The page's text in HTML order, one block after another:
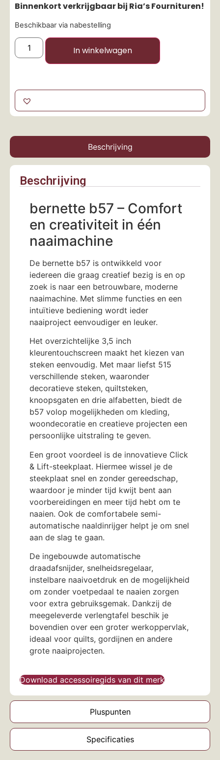
Binnenkort verkrijgbaar bij Ria’s Fournituren!
Beschikbaar via nabestelling
In winkelwagen
Beschrijving
Pluspunten
Specificaties
Beschrijving
bernette b57 – Comfort
en creativiteit in één
naaimachine
De bernette b57 is ontwikkeld voor
iedereen die graag creatief bezig is en op
zoek is naar een betrouwbare, moderne
naaimachine. Met slimme functies en een
intuïtieve bediening wordt ieder
naaiproject eenvoudiger en leuker.
Het overzichtelijke 3,5 inch
kleurentouchscreen maakt het kiezen van
steken eenvoudig. Met maar liefst 515
verschillende steken, waaronder
decoratieve steken, quiltsteken,
knoopsgaten en drie alfabetten, biedt de
b57 volop mogelijkheden om kleding,
woondecoratie en creatieve projecten een
persoonlijke uitstraling te geven.
Een groot voordeel is de innovatieve Click
& Lift-steekplaat. Hiermee wissel je de
steekplaat snel en zonder gereedschap,
waardoor je minder tijd kwijt bent aan
voorbereidingen en meer tijd hebt om te
naaien. Ook de comfortabele semi-
automatische naaldinrijger helpt je om snel
aan de slag te gaan.
De ingebouwde automatische
draadafsnijder, snelheidsregelaar,
instelbare naaivoetdruk en de mogelijkheid
om zonder voetpedaal te naaien zorgen
voor extra gebruiksgemak. Dankzij de
meegeleverde verlengtafel beschik je
bovendien over een groter werkoppervlak,
ideaal voor quilts, gordijnen en andere
grote naaiprojecten.
Download accessoiregids van dit merk